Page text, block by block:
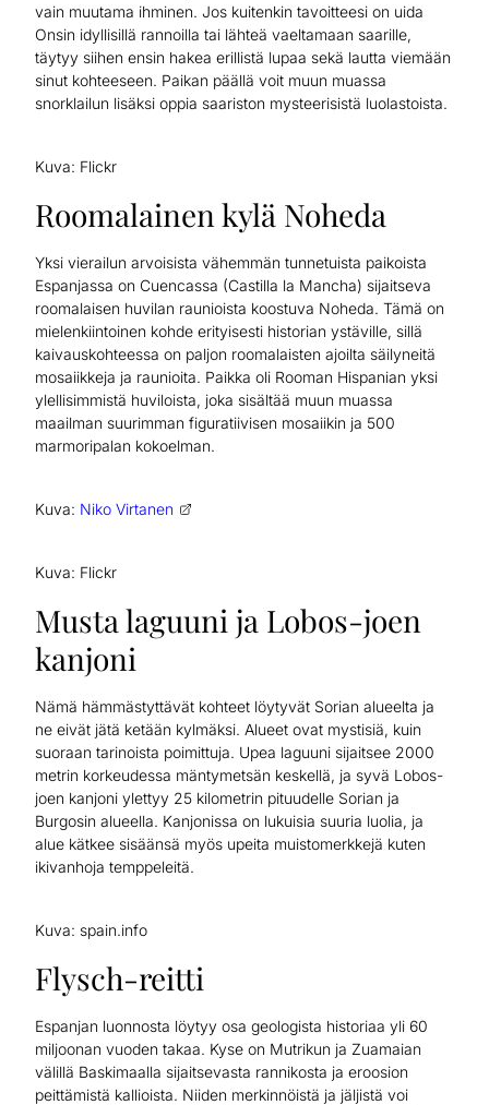
vain muutama ihminen. Jos kuitenkin tavoitteesi on uida
Onsin idyllisillä rannoilla tai lähteä vaeltamaan saarille,
täytyy siihen ensin hakea erillistä lupaa sekä lautta viemään
sinut kohteeseen. Paikan päällä voit muun muassa
snorklailun lisäksi oppia saariston mysteerisistä luolastoista.
Kuva: Flickr
Roomalainen kylä Noheda
Yksi vierailun arvoisista vähemmän tunnetuista paikoista
Espanjassa on Cuencassa (Castilla la Mancha) sijaitseva
roomalaisen huvilan raunioista koostuva Noheda. Tämä on
mielenkiintoinen kohde erityisesti historian ystäville, sillä
kaivauskohteessa on paljon roomalaisten ajoilta säilyneitä
mosaiikkeja ja raunioita. Paikka oli Rooman Hispanian yksi
ylellisimmistä huviloista, joka sisältää muun muassa
maailman suurimman figuratiivisen mosaiikin ja 500
marmoripalan kokoelman.
Kuva: Niko Virtanen
Kuva: Flickr
Musta laguuni ja Lobos-joen
kanjoni
Nämä hämmästyttävät kohteet löytyvät Sorian alueelta ja
ne eivät jätä ketään kylmäksi. Alueet ovat mystisiä, kuin
suoraan tarinoista poimittuja. Upea laguuni sijaitsee 2000
metrin korkeudessa mäntymetsän keskellä, ja syvä Lobos-
joen kanjoni ylettyy 25 kilometrin pituudelle Sorian ja
Burgosin alueella. Kanjonissa on lukuisia suuria luolia, ja
alue kätkee sisäänsä myös upeita muistomerkkejä kuten
ikivanhoja temppeleitä.
Kuva: spain.info
Flysch-reitti
Espanjan luonnosta löytyy osa geologista historiaa yli 60
miljoonan vuoden takaa. Kyse on Mutrikun ja Zuamaian
välillä Baskimaalla sijaitsevasta rannikosta ja eroosion
peittämistä kallioista. Niiden merkinnöistä ja jäljistä voi